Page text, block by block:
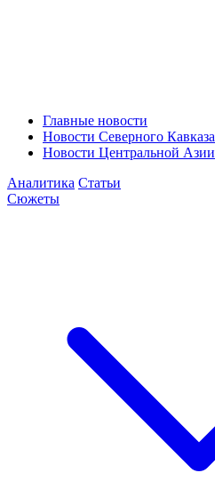
Главные новости
Новости Северного Кавказа
Новости Центральной Азии
Аналитика Статьи
Сюжеты